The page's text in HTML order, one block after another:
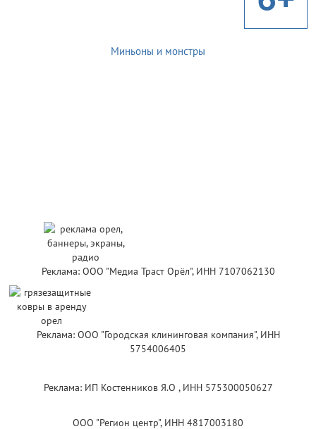
Миньоны и монстры
Реклама: ООО "Медиа Траст Орёл", ИНН 7107062130
Реклама: ООО "Городская клининговая компания", ИНН
5754006405
Реклама: ИП Костенников Я.О , ИНН 575300050627
ООО "Регион центр", ИНН 4817003180